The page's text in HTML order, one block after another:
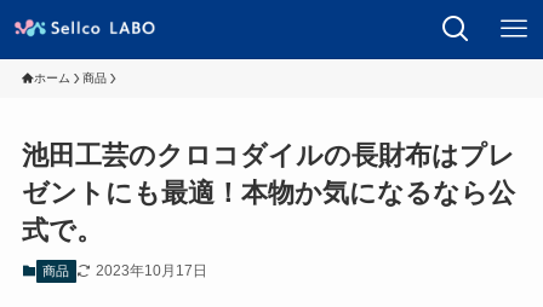
ホーム 商品
池田工芸のクロコダイルの長財布はプレ
ゼントにも最適！本物か気になるなら公
式で。
商品 2023年10月17日